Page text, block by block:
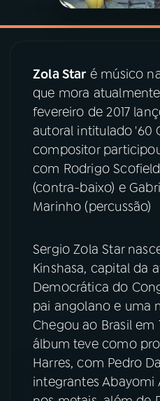
VIDEOCASTS
07ÚLTIMAS
PRÊMIO RÁDIO MEC
ACOMPANHE A RÁDIO MEC
Instagram
TikTok
Zola Staré músico
que mora
fevereiro de 2017
autoral intitulado '60
compositor
com Rodrigo
(contra-baixo) e
Marinho (percussão)
Sergio Zola Star
Kinshasa, capital da
Democrática do
pai angolano e uma
Chegou ao Brasil em
álbum teve como
Harres, com Pedro
integrantes Abayomi